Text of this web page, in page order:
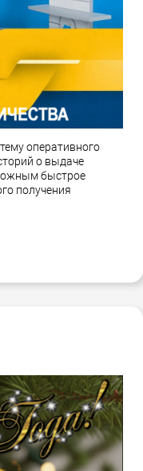
оперативного
о выдаче
быстрое
получения